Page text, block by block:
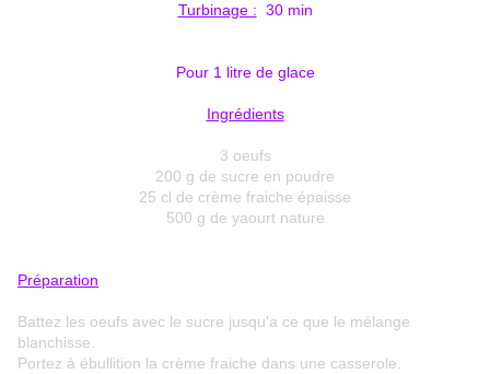
Turbinage : 30 min
Pour 1 litre de glace
Ingrédients
3 oeufs
200 g de sucre en poudre
25 cl de crème fraiche épaisse
500 g de yaourt nature
Préparation
Battez les oeufs avec le sucre jusqu'a ce que le mélange
blanchisse.
Portez à ébullition la crème fraiche dans une casserole.